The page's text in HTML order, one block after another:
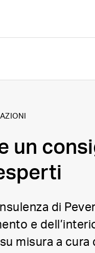
un
di
e
misura a cura